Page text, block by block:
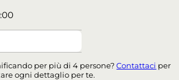
per più di 4 persone?Contattaci per
ogni dettaglio per te.